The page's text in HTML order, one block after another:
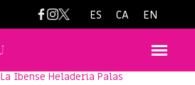
ES CA EN
La Ibense Heladeria Palas